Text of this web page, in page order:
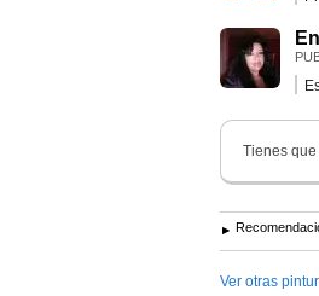
Tienes
Ver otras